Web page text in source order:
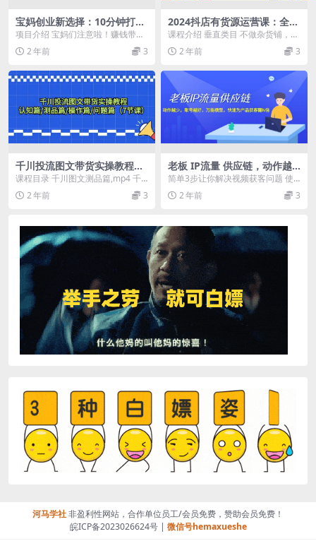
宝妈创业新选择：10分钟打造
育儿视频橱窗带货，月入过万
不是空谈
项目介绍 宝妈们注意啦！赚钱带娃
两不误的新技能get√！ 还在为不能
全职工作而烦...
2 年前 3
2024抖店有货源运营课：全流
程可控，利润可控，不会违
规，按部就班持续经营
课程介绍 垂直类目 不做杂货铺，符
合抖音规则，确定人群，推流精
准，选品非常简单 ...
2 年前 3
千川投流图文带货实操教程：
认知篇/测品篇/操作篇/问题篇
（7节课）
课程目录 千川图文测品篇,mp4 千
川图文带贷认知篇.mp4 千川图文实
操篇(1...
2 年前 3
老板 IP流量 供应链，动作越
少，账号越好，万能模型，快
速为产品获客翻N倍
简单3步让你解决视频获客问题 使
用拿来就能用的万能模型，快速为
产品获客翻N倍 在...
2 年前 3
河马学社非盈利性网站，合作单位员工/会员免费，赞助会员免费！
皖ICP备2023026624号 | 微信号hemaxueshe